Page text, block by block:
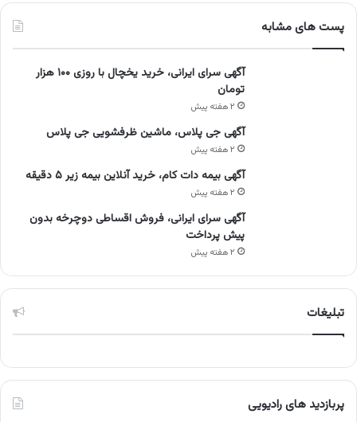
پست های مشابه
آگهی سرای ایرانی، خرید یخچال با روزی ۱۰۰ هزار
تومان
۲ هفته پیش
آگهی جی پلاس، ماشین ظرفشویی جی پلاس
۲ هفته پیش
آگهی بیمه دات کام، خرید آنلاین بیمه زیر ۵ دقیقه
۲ هفته پیش
آگهی سرای ایرانی، فروش اقساطی دوچرخه بدون
پیش پرداخت
۲ هفته پیش
تبلیغات
پربازدید های رادیویی